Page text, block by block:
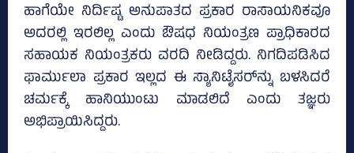
ಹಾಗೆಯೇ ನಿರ್ದಿಷ್ಟ ಅನುಪಾತದ ಪ್ರಕಾರ ರಾಸಾಯನಿಕವೂ
ಅದರಲ್ಲಿ ಇರಲಿಲ್ಲ ಎಂದು ಔಷಧ ನಿಯಂತ್ರಣ ಪ್ರಾಧಿಕಾರದ
ಸಹಾಯಕ ನಿಯಂತ್ರಕರು ವರದಿ ನೀಡಿದ್ದರು. ನಿಗದಿಪಡಿಸಿದ
ಫಾರ್ಮುಲಾ ಪ್ರಕಾರ ಇಲ್ಲದ ಈ ಸ್ಯಾನಿಟೈಸರ್‌ನ್ನು ಬಳಸಿದರೆ
ಚರ್ಮಕ್ಕೆ ಹಾನಿಯುಂಟು ಮಾಡಲಿದೆ ಎಂದು ತಜ್ಞರು
ಅಭಿಪ್ರಾಯಿಸಿದ್ದರು.